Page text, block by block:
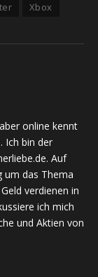
Xbox
online kennt
Ich bin der
Auf
um das Thema
verdienen in
ich mich
und Aktien von